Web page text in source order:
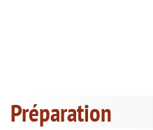
Préparation